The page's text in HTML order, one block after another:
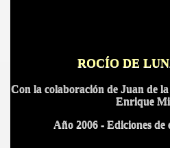
ROCÍO DE
Con la colaboración de Juan de
Enrique
Año 2006 - Ediciones de